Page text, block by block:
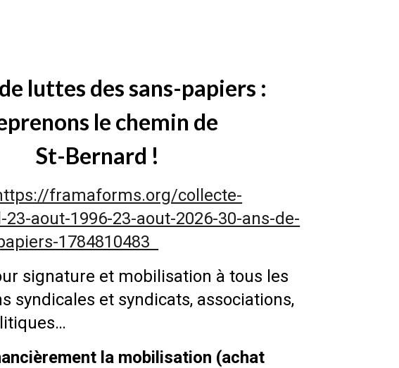
luttes des sans-papiers :
le chemin de
St-Bernard !
framaforms.org/collecte-
aout-1996-23-aout-2026-30-ans-de-
1784810483
signature et mobilisation à tous les
syndicales et syndicats, associations,
nt la mobilisation (achat